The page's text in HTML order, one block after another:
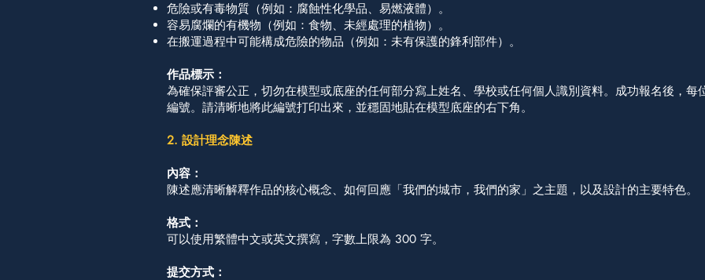
危險或有毒物質（例如：腐蝕性化學品、易燃液體）。
容易腐爛的有機物（例如：食物、未經處理的植物）。
在搬運過程中可能構成危險的物品（例如：未有保護的鋒利部件）。
作品標示：
為確保評審公正，切勿在模型或底座的任何部分寫上姓名、學校或任何個人識別資料。成功報名後，每
編號。請清晰地將此編號打印出來，並穩固地貼在模型底座的右下角。
2. 設計理念陳述
內容：
陳述應清晰解釋作品的核心概念、如何回應「我們的城市，我們的家」之主題，以及設計的主要特色。
格式：
可以使用繁體中文或英文撰寫，字數上限為 300 字。
提交方式：